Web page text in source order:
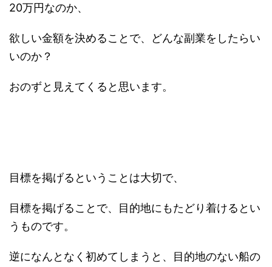
20万円なのか、
欲しい金額を決めることで、どんな副業をしたらい
いのか？
おのずと見えてくると思います。
目標を掲げるということは大切で、
目標を掲げることで、目的地にもたどり着けるとい
うものです。
逆になんとなく初めてしまうと、目的地のない船の